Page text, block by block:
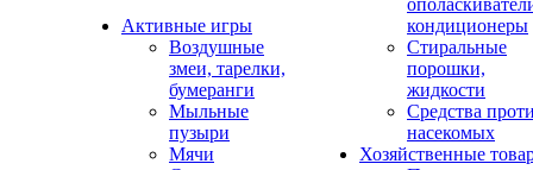
Активные игры
Воздушные
змеи, тарелки,
бумеранги
Мыльные
пузыри
Мячи
кондиционеры
Стиральные
порошки,
жидкости
Средства
насекомых
Хозяйственные